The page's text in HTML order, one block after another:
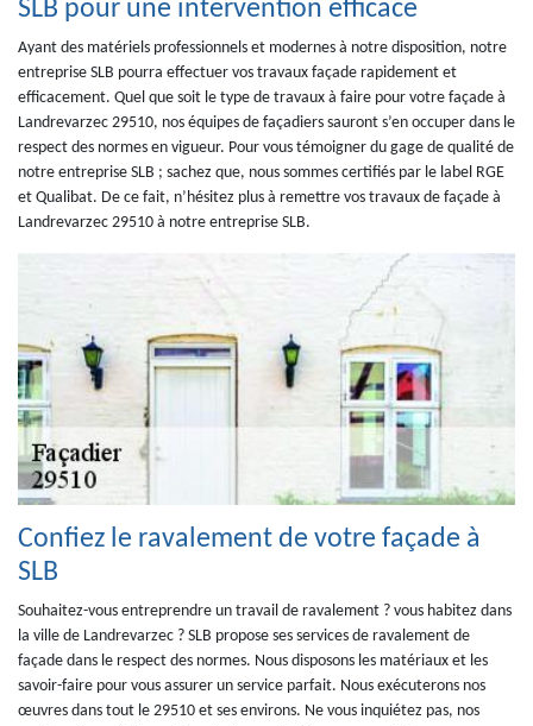
SLB pour une intervention efficace
Ayant des matériels professionnels et modernes à notre disposition, notre
entreprise SLB pourra effectuer vos travaux façade rapidement et
efficacement. Quel que soit le type de travaux à faire pour votre façade à
Landrevarzec 29510, nos équipes de façadiers sauront s’en occuper dans le
respect des normes en vigueur. Pour vous témoigner du gage de qualité de
notre entreprise SLB ; sachez que, nous sommes certifiés par le label RGE
et Qualibat. De ce fait, n’hésitez plus à remettre vos travaux de façade à
Landrevarzec 29510 à notre entreprise SLB.
Confiez le ravalement de votre façade à
SLB
Souhaitez-vous entreprendre un travail de ravalement ? vous habitez dans
la ville de Landrevarzec ? SLB propose ses services de ravalement de
façade dans le respect des normes. Nous disposons les matériaux et les
savoir-faire pour vous assurer un service parfait. Nous exécuterons nos
œuvres dans tout le 29510 et ses environs. Ne vous inquiétez pas, nos